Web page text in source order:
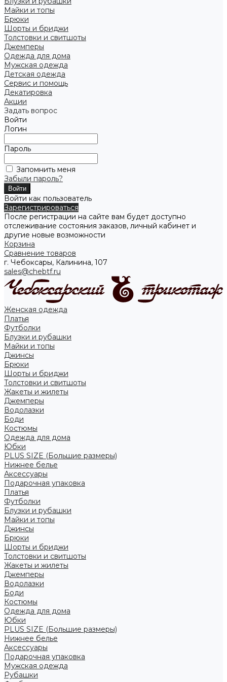
Майки и топы
Брюки
Шорты и бриджи
Толстовки и свитшоты
Джемперы
Одежда для дома
Мужская одежда
Детская одежда
Сервис и помощь
Декатировка
Акции
Задать вопрос
Войти
Логин
Пароль
Запомнить меня
Забыли пароль?
Войти как пользователь
Зарегистрироваться
После регистрации на сайте вам будет доступно
отслеживание состояния заказов, личный кабинет и
другие новые возможности
Корзина
Сравнение товаров
г. Чебоксары, Калинина, 107
sales@chebtf.ru
Женская одежда
Платья
Футболки
Блузки и рубашки
Майки и топы
Джинсы
Брюки
Шорты и бриджи
Толстовки и свитшоты
Жакеты и жилеты
Джемперы
Водолазки
Боди
Костюмы
Одежда для дома
Юбки
PLUS SIZE (Большие размеры)
Нижнее белье
Аксессуары
Подарочная упаковка
Платья
Футболки
Блузки и рубашки
Майки и топы
Джинсы
Брюки
Шорты и бриджи
Толстовки и свитшоты
Жакеты и жилеты
Джемперы
Водолазки
Боди
Костюмы
Одежда для дома
Юбки
PLUS SIZE (Большие размеры)
Нижнее белье
Аксессуары
Подарочная упаковка
Мужская одежда
Рубашки